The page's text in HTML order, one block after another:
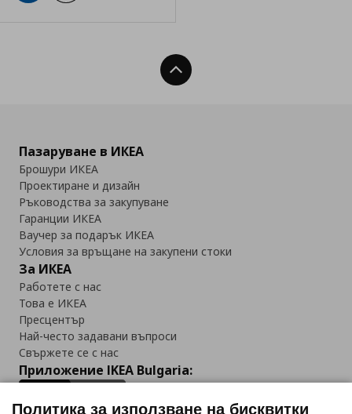
Нагоре
Пазаруване в ИКЕА
Брошури ИКЕА
Проектиране и дизайн
Ръководства за закупуване
Гаранции ИКЕА
Ваучер за подарък ИКЕА
Условия за връщане на закупени стоки
За ИКЕА
Работете с нас
Това е ИКЕА
Пресцентър
Най-често задавани въпроси
Свържете се с нас
Приложение IKEA Bulgaria:
Политика за използване на бисквитки